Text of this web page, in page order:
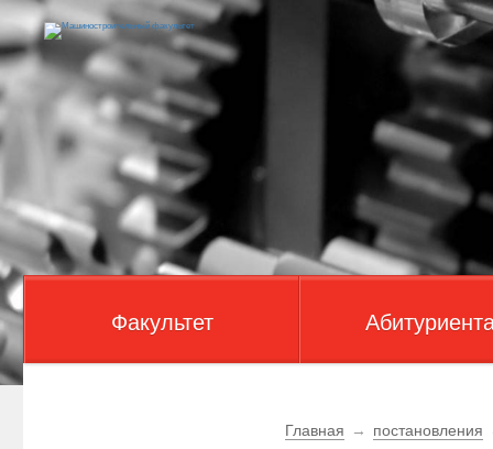
Факультет
Главная → постановления